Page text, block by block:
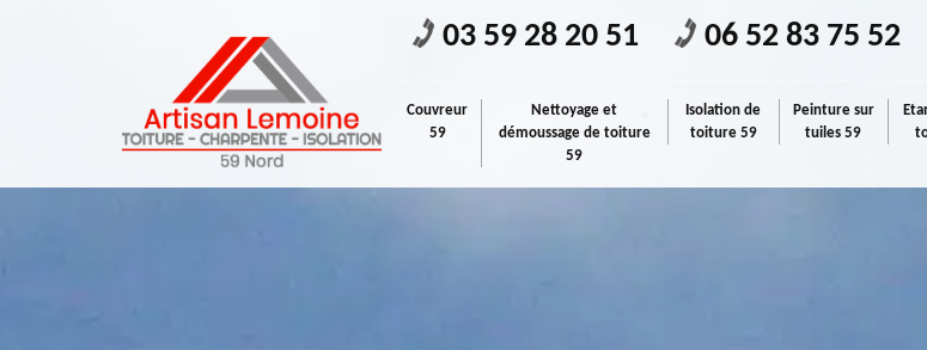
03 59 28 20 51 06 52 83 75 52
Couvreur
59
Nettoyage et
démoussage de toiture
59
Isolation de
toiture 59
Peinture sur
tuiles 59